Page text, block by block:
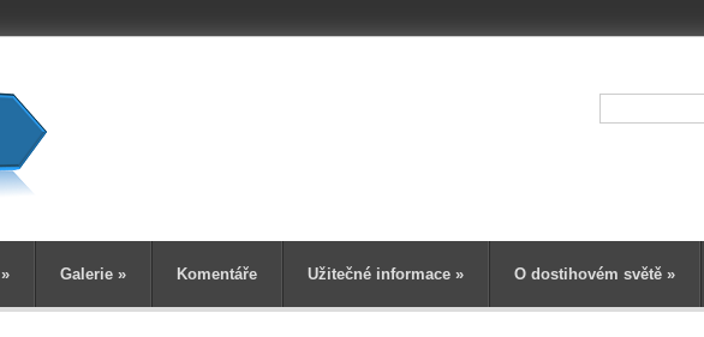
» Galerie » Komentáře Užitečné informace » O dostihovém světě »